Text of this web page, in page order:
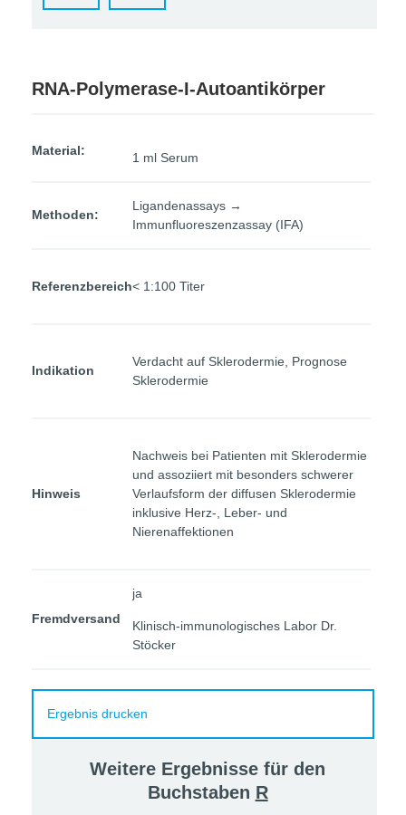
RNA-Polymerase-I-Autoantikörper
Material: 1 ml Serum
Methoden:
Ligandenassays →
Immunfluoreszenzassay (IFA)
Referenzbereich< 1:100 Titer
Indikation
Verdacht auf Sklerodermie, Prognose
Sklerodermie
Hinweis
Nachweis bei Patienten mit Sklerodermie
und assoziiert mit besonders schwerer
Verlaufsform der diffusen Sklerodermie
inklusive Herz-, Leber- und
Nierenaffektionen
Fremdversand
ja
Klinisch-immunologisches Labor Dr.
Stöcker
Ergebnis drucken
Weitere Ergebnisse für den
Buchstaben R